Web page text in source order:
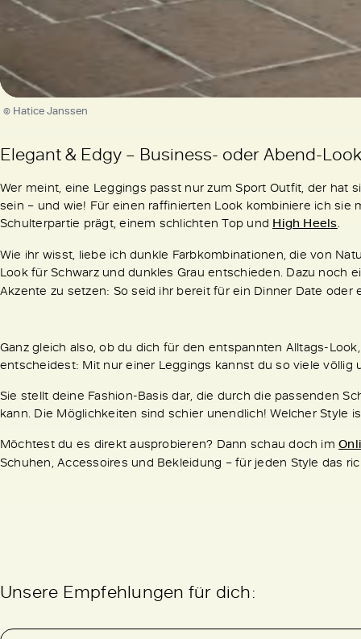
© Hatice Janssen
Elegant & Edgy – Business- oder Abend-
Wer meint, eine Leggings passt nur zum Sport Outfit, der hat
sein – und wie! Für einen raffinierten Look kombiniere ich sie
Schulterpartie prägt, einem schlichten Top und High Heels.
Wie ihr wisst, liebe ich dunkle Farbkombinationen, die von
Look für Schwarz und dunkles Grau entschieden. Dazu noch
Akzente zu setzen: So seid ihr bereit für ein Dinner Date
Ganz gleich also, ob du dich für den entspannten Alltags-
entscheidest: Mit nur einer Leggings kannst du so viele völlig
Sie stellt deine Fashion-Basis dar, die durch die passenden
kann. Die Möglichkeiten sind schier unendlich! Welcher Style
Möchtest du es direkt ausprobieren? Dann schau doch im
Schuhen, Accessoires und Bekleidung – für jeden Style das
Unsere Empfehlungen für dich: